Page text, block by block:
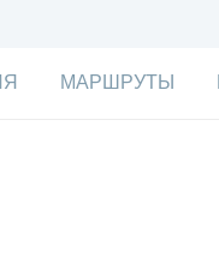
МАРШРУТЫ